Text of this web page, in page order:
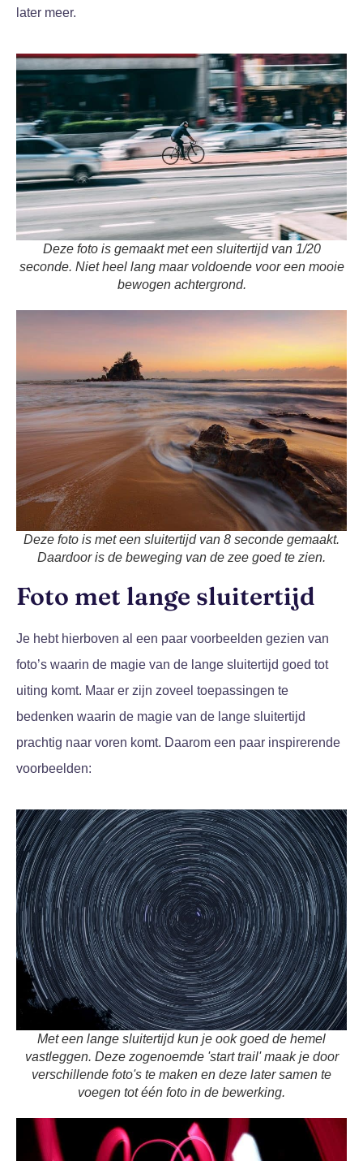
later meer.
Deze foto is gemaakt met een sluitertijd van 1/20
seconde. Niet heel lang maar voldoende voor een mooie
bewogen achtergrond.
Deze foto is met een sluitertijd van 8 seconde gemaakt.
Daardoor is de beweging van de zee goed te zien.
Foto met lange sluitertijd
Je hebt hierboven al een paar voorbeelden gezien van
foto’s waarin de magie van de lange sluitertijd goed tot
uiting komt. Maar er zijn zoveel toepassingen te
bedenken waarin de magie van de lange sluitertijd
prachtig naar voren komt. Daarom een paar inspirerende
voorbeelden:
Met een lange sluitertijd kun je ook goed de hemel
vastleggen. Deze zogenoemde 'start trail' maak je door
verschillende foto's te maken en deze later samen te
voegen tot één foto in de bewerking.